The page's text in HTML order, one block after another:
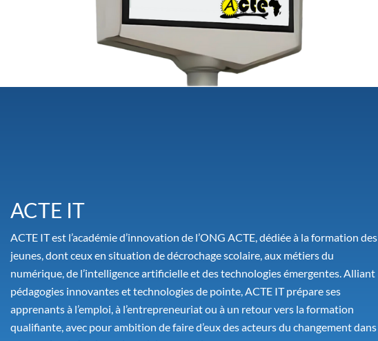
ACTE IT
ACTE IT est l’académie d’innovation de l’ONG ACTE, dédiée à la formation des
jeunes, dont ceux en situation de décrochage scolaire, aux métiers du
numérique, de l’intelligence artificielle et des technologies émergentes. Alliant
pédagogies innovantes et technologies de pointe, ACTE IT prépare ses
apprenants à l’emploi, à l’entrepreneuriat ou à un retour vers la formation
qualifiante, avec pour ambition de faire d’eux des acteurs du changement dans